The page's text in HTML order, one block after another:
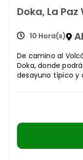
Doka, La
10 Hora(s)
De camino al
Doka, donde
desayuno típico y